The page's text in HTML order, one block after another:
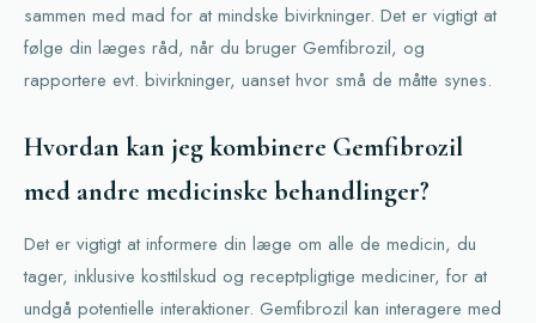
sammen med mad for at mindske bivirkninger. Det er vigtigt at
følge din læges råd, når du bruger Gemfibrozil, og
rapportere evt. bivirkninger, uanset hvor små de måtte synes.
Hvordan kan jeg kombinere Gemfibrozil
med andre medicinske behandlinger?
Det er vigtigt at informere din læge om alle de medicin, du
tager, inklusive kosttilskud og receptpligtige mediciner, for at
undgå potentielle interaktioner. Gemfibrozil kan interagere med